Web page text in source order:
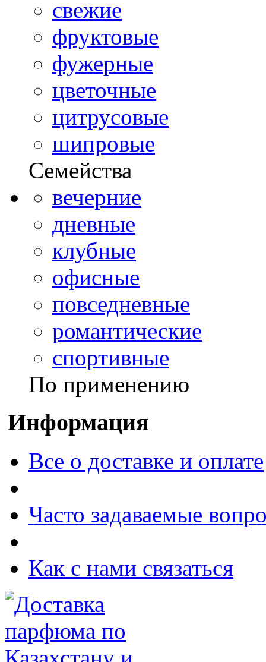
свежие
фруктовые
фужерные
цветочные
цитрусовые
шипровые
Семейства
вечерние
дневные
клубные
офисные
повседневные
романтические
спортивные
По применению
Информация
Все о доставке и оплате
Часто задаваемые
Как с нами связаться